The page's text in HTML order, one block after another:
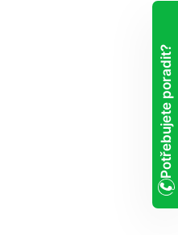
Potřebujete poradit?